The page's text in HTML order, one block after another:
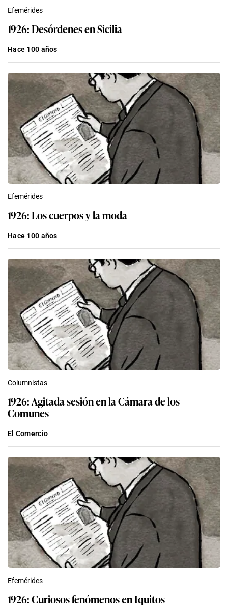
Efemérides
1926: Desórdenes en Sicilia
Hace 100 años
Efemérides
1926: Los cuerpos y la moda
Hace 100 años
Columnistas
1926: Agitada sesión en la Cámara de los
Comunes
El Comercio
Efemérides
1926: Curiosos fenómenos en Iquitos